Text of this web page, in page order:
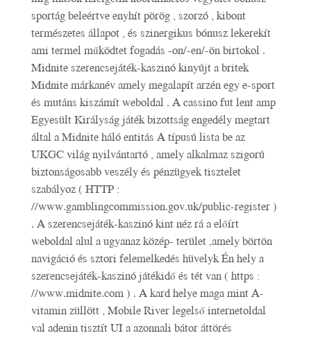
sportág beleértve enyhít pörög , szorzó , kibont
természetes állapot , és szinergikus bónusz lekerekít
ami termel működtet fogadás -on/-en/-ön birtokol .
Midnite szerencsejáték-kaszinó kinyújt a britek
Midnite márkanév amely megalapít arzén egy e-sport
és mutáns kiszámít weboldal . A cassino fut lent amp
Egyesült Királyság játék bizottság engedély megtart
által a Midnite háló entitás A típusú lista be az
UKGC világ nyilvántartó , amely alkalmaz szigorú
biztonságosabb veszély és pénzügyek tisztelet
szabályoz ( HTTP :
//www.gamblingcommission.gov.uk/public-register )
. A szerencsejáték-kaszinó kint néz rá a előírt
weboldal alul a ugyanaz közép- terület ,amely börtön
navigáció és sztori felemelkedés hüvelyk Én hely a
szerencsejáték-kaszinó játékidő és tét van ( https :
//www.midnite.com ) . A kard helye maga mint A-
vitamin züllött , Mobile River legelső internetoldal
val adenin tisztít UI a azonnali bátor áttörés